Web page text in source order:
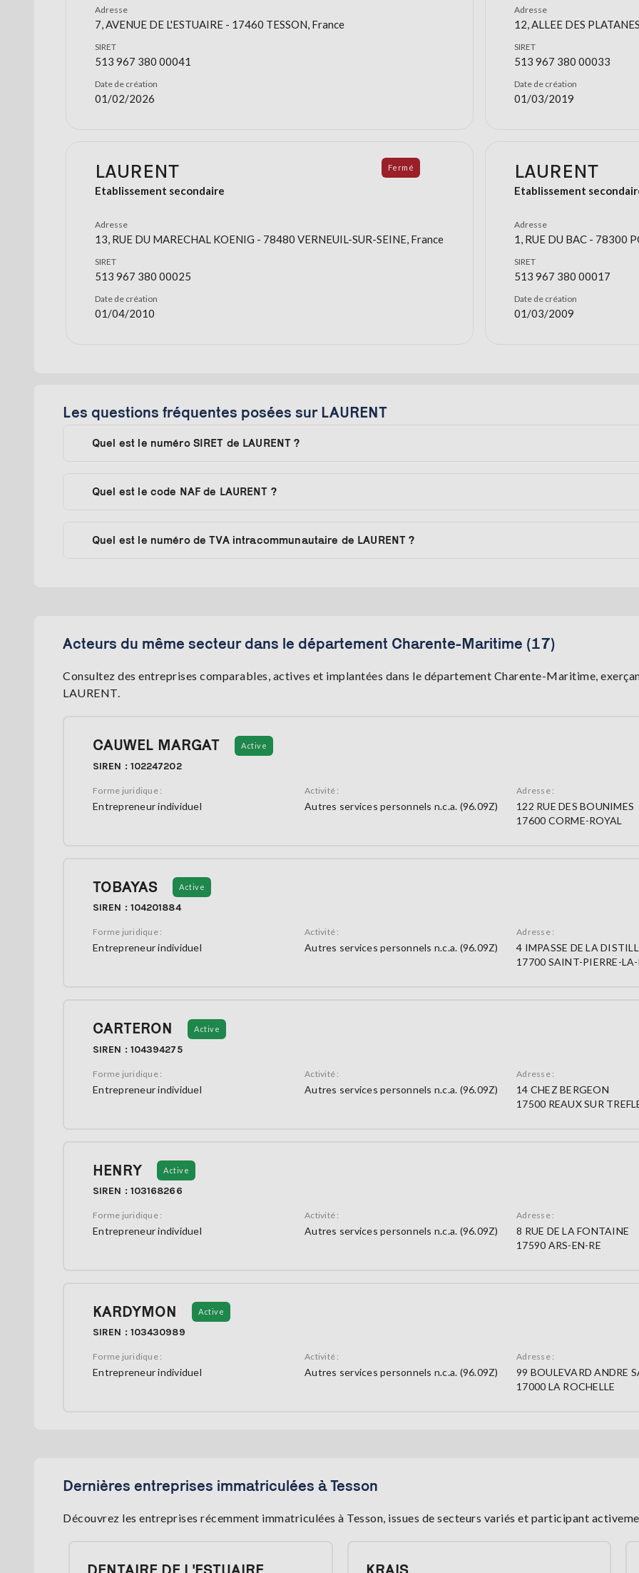
Adresse
7, AVENUE DE L'ESTUAIRE - 17460 TESSON, France
SIRET
513 967 380 00041
Date de création
01/02/2026
Adresse
12, ALLEE DES
SIRET
513 967 380 00033
Date de création
01/03/2019
LAURENT
Etablissement secondaire
Fermé
Adresse
13, RUE DU MARECHAL KOENIG - 78480 VERNEUIL-SUR-SEINE, France
SIRET
513 967 380 00025
Date de création
01/04/2010
LAURENT
Etablissement
Adresse
1, RUE DU BAC - 78300
SIRET
513 967 380 00017
Date de création
01/03/2009
Les questions fréquentes posées sur LAURENT
Quel est le numéro SIRET de LAURENT ?
Quel est le code NAF de LAURENT ?
Quel est le numéro de TVA intracommunautaire de LAURENT ?
Acteurs du même secteur dans le département Charente-Maritime (17)
Consultez des entreprises comparables, actives et implantées dans le département Charente-Maritime,
LAURENT.
CAUWEL MARGAT Active
SIREN : 102247202
Forme juridique :
Entrepreneur individuel
Activité :
Autres services personnels n.c.a. (96.09Z)
Adresse :
122 RUE DES BOUNIMES
17600 CORME-ROYAL
TOBAYAS Active
SIREN : 104201884
Forme juridique :
Entrepreneur individuel
Activité :
Autres services personnels n.c.a. (96.09Z)
Adresse :
4 IMPASSE DE LA
17700 SAINT-PIERRE-
CARTERON Active
SIREN : 104394275
Forme juridique :
Entrepreneur individuel
Activité :
Autres services personnels n.c.a. (96.09Z)
Adresse :
14 CHEZ BERGEON
17500 REAUX SUR
HENRY Active
SIREN : 103168266
Forme juridique :
Entrepreneur individuel
Activité :
Autres services personnels n.c.a. (96.09Z)
Adresse :
8 RUE DE LA FONTAINE
17590 ARS-EN-RE
KARDYMON Active
SIREN : 103430989
Forme juridique :
Entrepreneur individuel
Activité :
Autres services personnels n.c.a. (96.09Z)
Adresse :
99 BOULEVARD ANDRE
17000 LA ROCHELLE
Dernières entreprises immatriculées à Tesson
Découvrez les entreprises récemment immatriculées à Tesson, issues de secteurs variés et participant